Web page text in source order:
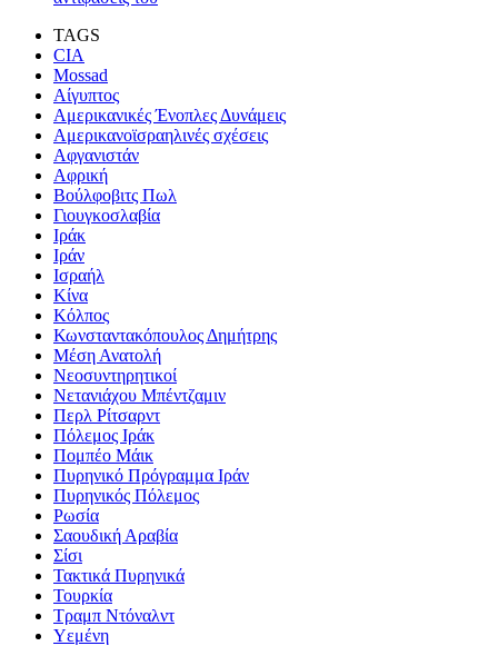
TAGS
CIA
Mossad
Αίγυπτος
Αμερικανικές Ένοπλες Δυνάμεις
Αμερικανοϊσραηλινές σχέσεις
Αφγανιστάν
Αφρική
Βούλφοβιτς Πωλ
Γιουγκοσλαβία
Ιράκ
Ιράν
Ισραήλ
Κίνα
Κόλπος
Κωνσταντακόπουλος Δημήτρης
Μέση Ανατολή
Νεοσυντηρητικοί
Νετανιάχου Μπέντζαμιν
Περλ Ρίτσαρντ
Πόλεμος Ιράκ
Πομπέο Μάικ
Πυρηνικό Πρόγραμμα Ιράν
Πυρηνικός Πόλεμος
Ρωσία
Σαουδική Αραβία
Σίσι
Τακτικά Πυρηνικά
Τουρκία
Τραμπ Ντόναλντ
Υεμένη